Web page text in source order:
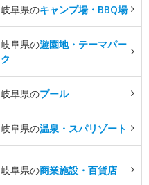
岐阜県のキャンプ場・BBQ場
岐阜県の遊園地・テーマパー
ク
岐阜県のプール
岐阜県の温泉・スパリゾート
岐阜県の商業施設・百貨店